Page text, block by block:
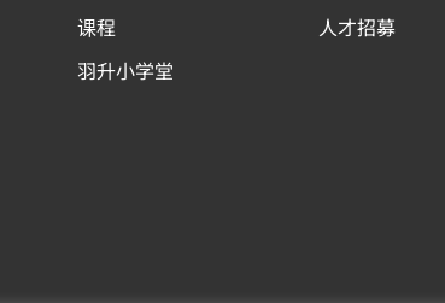
课程
羽升小学堂
人才招募